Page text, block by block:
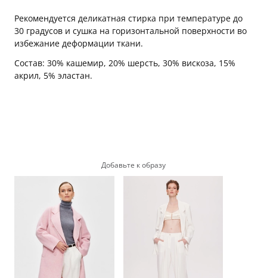
Рекомендуется деликатная стирка при температуре до
30 градусов и сушка на горизонтальной поверхности во
избежание деформации ткани.
Состав: 30% кашемир, 20% шерсть, 30% вискоза, 15%
акрил, 5% эластан.
Добавьте к образу